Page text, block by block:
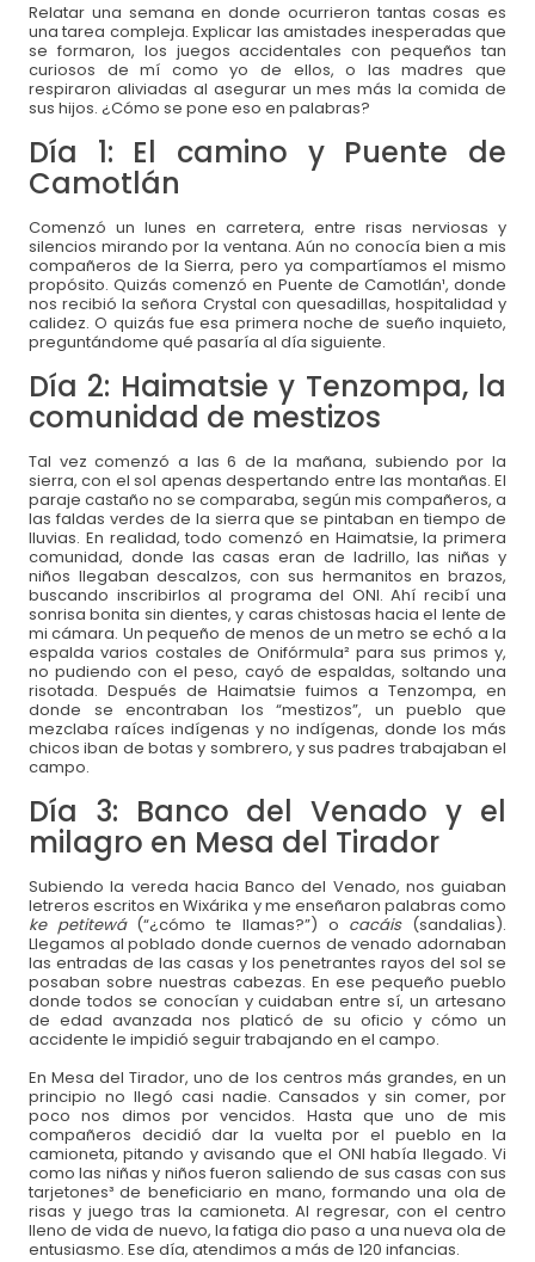
Formas de pago:
Transferencia o depósito bancario
BBVA
Organismo de Nutrición Infantil, A.C.
CLABE:012320001711975094
Descubre otras maneras de apoyar a la niñez
33 3345 3180
Relatar una semana en donde ocurrieron tantas cosas es
una tarea compleja. Explicar las amistades inesperadas que
se formaron, los juegos accidentales con pequeños tan
curiosos de mí como yo de ellos, o las madres que
respiraron aliviadas al asegurar un mes más la comida de
sus hijos. ¿Cómo se pone eso en palabras?
Día 1: El camino y Puente de
Camotlán
Comenzó un lunes en carretera, entre risas nerviosas y
silencios mirando por la ventana. Aún no conocía bien a mis
compañeros de la Sierra, pero ya compartíamos el mismo
propósito. Quizás comenzó en Puente de Camotlán¹, donde
nos recibió la señora Crystal con quesadillas, hospitalidad y
calidez. O quizás fue esa primera noche de sueño inquieto,
preguntándome qué pasaría al día siguiente.
Día 2: Haimatsie y Tenzompa, la
comunidad de mestizos
Tal vez comenzó a las 6 de la mañana, subiendo por la
sierra, con el sol apenas despertando entre las montañas. El
paraje castaño no se comparaba, según mis compañeros, a
las faldas verdes de la sierra que se pintaban en tiempo de
lluvias. En realidad, todo comenzó en Haimatsie, la primera
comunidad, donde las casas eran de ladrillo, las niñas y
niños llegaban descalzos, con sus hermanitos en brazos,
buscando inscribirlos al programa del ONI. Ahí recibí una
sonrisa bonita sin dientes, y caras chistosas hacia el lente de
mi cámara. Un pequeño de menos de un metro se echó a la
espalda varios costales de Onifórmula² para sus primos y,
no pudiendo con el peso, cayó de espaldas, soltando una
risotada. Después de Haimatsie fuimos a Tenzompa, en
donde se encontraban los “mestizos”, un pueblo que
mezclaba raíces indígenas y no indígenas, donde los más
chicos iban de botas y sombrero, y sus padres trabajaban el
campo.
Día 3: Banco del Venado y el
milagro en Mesa del Tirador
Subiendo la vereda hacia Banco del Venado, nos guiaban
letreros escritos en Wixárika y me enseñaron palabras como
ke petitewá(“¿cómo te llamas?”) o cacáis (sandalias).
Llegamos al poblado donde cuernos de venado adornaban
las entradas de las casas y los penetrantes rayos del sol se
posaban sobre nuestras cabezas. En ese pequeño pueblo
donde todos se conocían y cuidaban entre sí, un artesano
de edad avanzada nos platicó de su oficio y cómo un
accidente le impidió seguir trabajando en el campo.
En Mesa del Tirador, uno de los centros más grandes, en un
principio no llegó casi nadie. Cansados y sin comer, por
poco nos dimos por vencidos. Hasta que uno de mis
compañeros decidió dar la vuelta por el pueblo en la
camioneta, pitando y avisando que el ONI había llegado. Vi
como las niñas y niños fueron saliendo de sus casas con sus
tarjetones³ de beneficiario en mano, formando una ola de
risas y juego tras la camioneta. Al regresar, con el centro
lleno de vida de nuevo, la fatiga dio paso a una nueva ola de
entusiasmo. Ese día, atendimos a más de 120 infancias.